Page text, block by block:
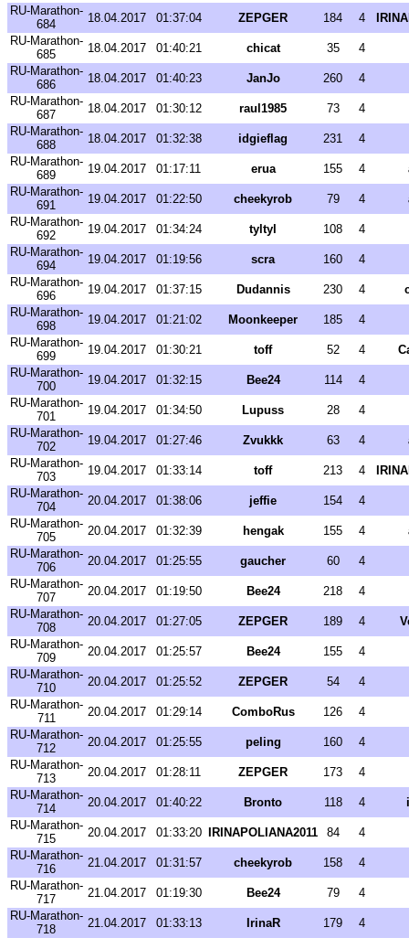
RU-Marathon-
684
18.04.2017 01:37:04 ZEPGER 184 4
RU-Marathon-
685
18.04.2017 01:40:21 chicat 35
4
RU-Marathon-
686
18.04.2017 01:40:23 JanJo 260
4
RU-Marathon-
687
18.04.2017 01:30:12 raul1985 73
4
RU-Marathon-
688
18.04.2017 01:32:38 idgieflag 231
4
RU-Marathon-
689
19.04.2017 01:17:11 erua 155 4
RU-Marathon-
691
19.04.2017 01:22:50 cheekyrob 79 4
RU-Marathon-
692
19.04.2017 01:34:24 tyltyl 108
4
RU-Marathon-
694
19.04.2017 01:19:56 scra 160
4
RU-Marathon-
696
19.04.2017 01:37:15 Dudannis 230 4
RU-Marathon-
698
19.04.2017 01:21:02 Moonkeeper 185
4
RU-Marathon-
699
19.04.2017 01:30:21 toff 52 4
RU-Marathon-
700
19.04.2017 01:32:15 Bee24 114
4
RU-Marathon-
701
19.04.2017 01:34:50 Lupuss 28
4
RU-Marathon-
702
19.04.2017 01:27:46 Zvukkk 63 4
RU-Marathon-
703
19.04.2017 01:33:14 toff 213 4
RU-Marathon-
704
20.04.2017 01:38:06 jeffie 154
4
RU-Marathon-
705
20.04.2017 01:32:39 hengak 155 4
RU-Marathon-
706
20.04.2017 01:25:55 gaucher 60
4
RU-Marathon-
707
20.04.2017 01:19:50 Bee24 218
4
RU-Marathon-
708
20.04.2017 01:27:05 ZEPGER 189 4
RU-Marathon-
709
20.04.2017 01:25:57 Bee24 155
4
RU-Marathon-
710
20.04.2017 01:25:52 ZEPGER 54
4
RU-Marathon-
711
20.04.2017 01:29:14 ComboRus 126
4
RU-Marathon-
712
20.04.2017 01:25:55 peling 160
4
RU-Marathon-
713
20.04.2017 01:28:11 ZEPGER 173
4
RU-Marathon-
714
20.04.2017 01:40:22 Bronto 118 4
RU-Marathon-
715
20.04.2017 01:33:20 IRINAPOLIANA2011 84
4
RU-Marathon-
716
21.04.2017 01:31:57 cheekyrob 158
4
RU-Marathon-
717
21.04.2017 01:19:30 Bee24 79
4
RU-Marathon-
718
21.04.2017 01:33:13 IrinaR 179
4